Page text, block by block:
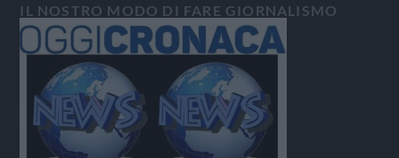
IL NOSTRO MODO DI FARE GIORNALISMO